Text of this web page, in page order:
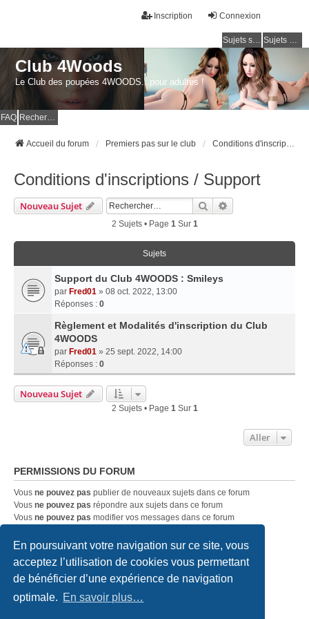
En poursuivant votre navigation sur ce site, vous
acceptez l’utilisation de cookies vous permettant
de bénéficier d’une expérience de navigation
optimale. En savoir plus…
Connexion
Inscription
Sujets sans réponse Sujets actifs
Club 4Woods
Le Club des poupées 4WOODS...pour adultes !
FAQ
Accueil du forum Premiers pas sur le club
Conditions d'inscriptions / Support
Nouveau Sujet Rechercher
2 Sujets • Page 1 Sur 1
Sujets
Support du Club 4WOODS : Smileys
par Fred01 » 08 oct. 2022, 13:00
Réponses : 0
Règlement et Modalités d'inscription du Club
4WOODS
par Fred01 » 25 sept. 2022, 14:00
Réponses : 0
Nouveau Sujet
2 Sujets • Page 1 Sur 1
Aller
PERMISSIONS DU FORUM
Vous ne pouvez pas publier de nouveaux sujets dans ce forum
Vous ne pouvez pas répondre aux sujets dans ce forum
Vous ne pouvez pas modifier vos messages dans ce forum
Vousne pouvez pas transférer de pièces jointes dans ce forum
Accueil du forum Nous contacter